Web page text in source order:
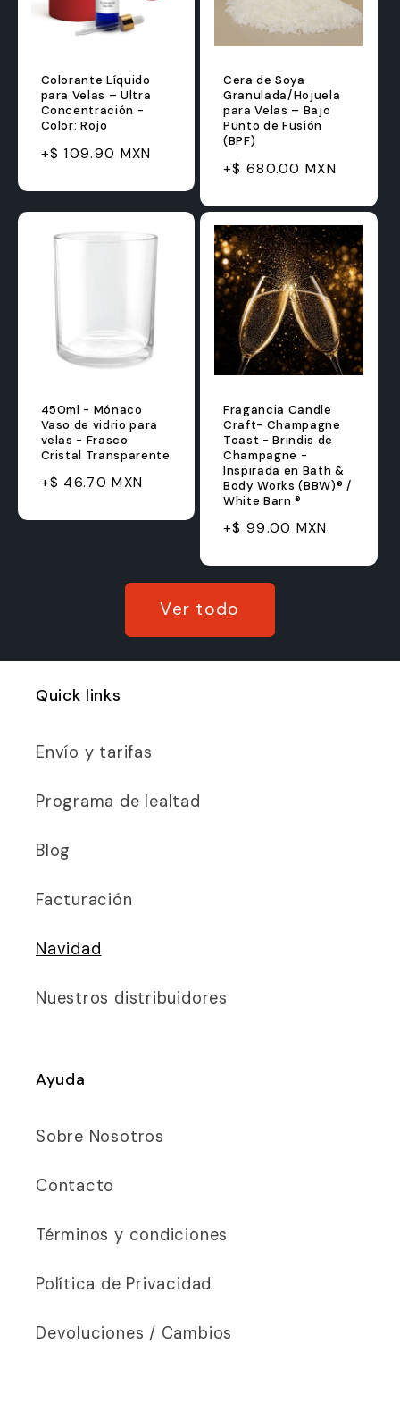
Colorante Líquido
para Velas – Ultra
Concentración -
Color: Rojo
Precio
+$ 109.90 MXN
Cera de Soya
Granulada/Hojuela
para Velas – Bajo
Punto de Fusión
(BPF)
Precio
Precio
oferta
+$ 680.00 MXN
450ml - Mónaco
Vaso de vidrio para
velas - Frasco
Cristal Transparente
Precio
Precio
+$ 46.70 MXN
Fragancia Candle
Craft- Champagne
Toast - Brindis de
Champagne -
Inspirada en Bath &
Body Works (BBW)® /
White Barn ®
Precio
Precio
+$ 99.00 MXN
Ver todo
Quick links
Envío y tarifas
Programa de lealtad
Blog
Facturación
Navidad
Nuestros distribuidores
Ayuda
Sobre Nosotros
Contacto
Términos y condiciones
Política de Privacidad
Devoluciones / Cambios